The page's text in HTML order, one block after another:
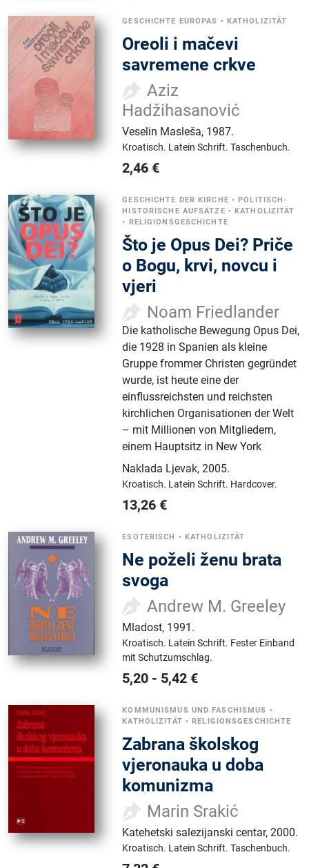
GESCHICHTE EUROPAS • KATHOLIZITÄT
Oreoli i mačevi
savremene crkve
Aziz
Hadžihasanović
Veselin Masleša, 1987.
Kroatisch. Latein Schrift.Taschenbuch.
2,46 €
GESCHICHTE DER KIRCHE • POLITISCH-
HISTORISCHE AUFSÄTZE • KATHOLIZITÄT
•
RELIGIONSGESCHICHTE
Što je Opus Dei? Priče
o Bogu, krvi, novcu i
vjeri
Noam Friedlander
Die katholische Bewegung Opus Dei,
die 1928 in Spanien als kleine
Gruppe frommer Christen gegründet
wurde, ist heute eine der
einflussreichsten und reichsten
kirchlichen Organisationen der Welt
– mit Millionen von Mitgliedern,
einem Hauptsitz in New York
Naklada Ljevak,2005.
Kroatisch. Latein Schrift. Hardcover.
13,26 €
ESOTERISCH • KATHOLIZITÄT
Ne poželi ženu brata
svoga
Andrew M. Greeley
Mladost, 1991.
Kroatisch. Latein Schrift. Fester Einband
mit Schutzumschlag.
5,20 - 5,42 €
KOMMUNISMUS UND FASCHISMUS •
KATHOLIZITÄT • RELIGIONSGESCHICHTE
Zabrana školskog
vjeronauka u doba
komunizma
Marin Srakić
Katehetski salezijanski centar,2000.
Kroatisch. Latein Schrift.Taschenbuch.